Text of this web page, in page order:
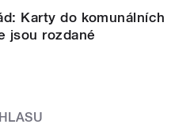
Karty do komunálních
jsou rozdané